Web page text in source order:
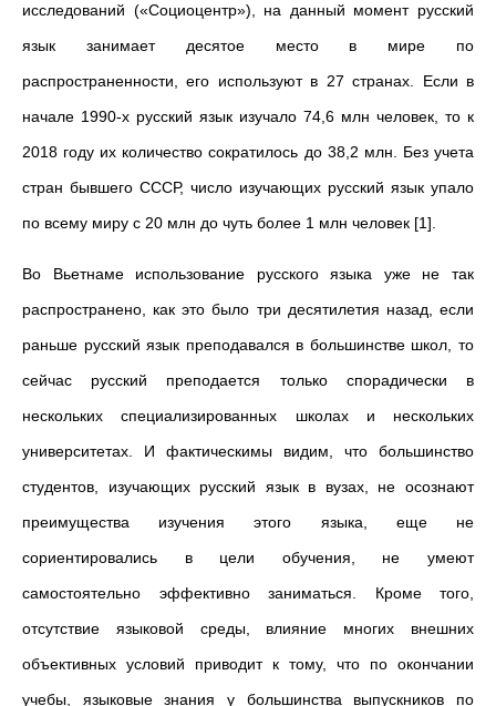
исследований («Социоцентр»), на данный момент русский
язык занимает десятое место в мире по
распространенности, его используют в 27 странах. Если в
начале 1990-х русский язык изучало 74,6 млн человек, то к
2018 году их количество сократилось до 38,2 млн. Без учета
стран бывшего СССР, число изучающих русский язык упало
по всему миру с 20 млн до чуть более 1 млн человек [1].
Во Вьетнаме использование русского языка уже не так
распространено, как это было три десятилетия назад, если
раньше русский язык преподавался в большинстве школ, то
сейчас русский преподается только спорадически в
нескольких специализированных школах и нескольких
университетах. И фактическимы видим, что большинство
студентов, изучающих русский язык в вузах, не осознают
преимущества изучения этого языка, еще не
сориентировались в цели обучения, не умеют
самостоятельно эффективно заниматься. Кроме того,
отсутствие языковой среды, влияние многих внешних
объективных условий приводит к тому, что по окончании
учебы, языковые знания у большинства выпускников по